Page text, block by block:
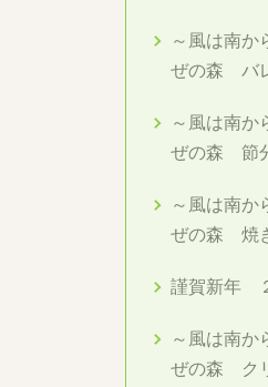
～風は南
ぜの森 バ
～風は南
ぜの森 節
～風は南
ぜの森 焼
謹賀新年
～風は南
ぜの森 ク